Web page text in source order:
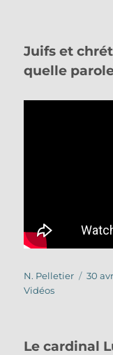
Juifs et
quelle
Auteur
N. Pelletier 30
Vidéos
Le cardinal